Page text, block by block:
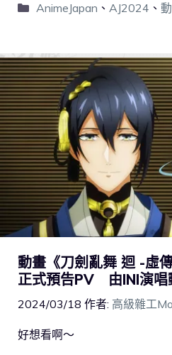
AnimeJapan 、 AJ2024 、
動畫《刀劍亂舞 迴 -虛
正式預告PV 由INI演唱
2024/03/18 作者: 高級雜工
好想看啊～